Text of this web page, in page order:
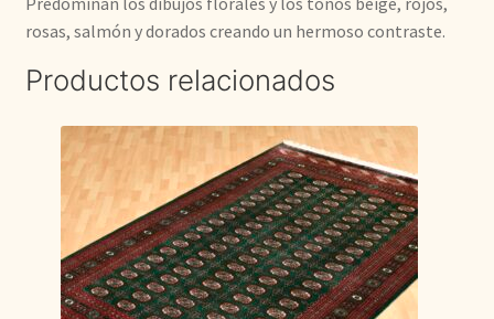
rosas, salmón y dorados creando un hermoso contraste.
Productos relacionados